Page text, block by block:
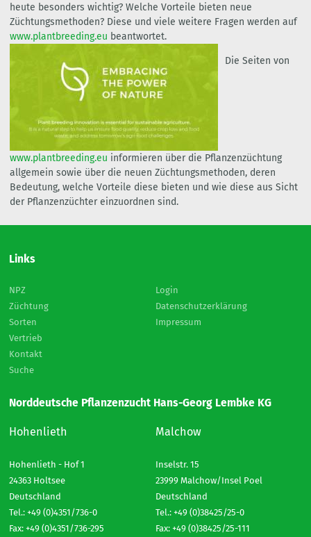
heute besonders wichtig? Welche Vorteile bieten neue
Züchtungsmethoden? Diese und viele weitere Fragen werden auf
www.plantbreeding.eu beantwortet.
Die Seiten von
www.plantbreeding.eu informieren über die Pflanzenzüchtung
allgemein sowie über die neuen Züchtungsmethoden, deren
Bedeutung, welche Vorteile diese bieten und wie diese aus Sicht
der Pflanzenzüchter einzuordnen sind.
Links
NPZ
Züchtung
Sorten
Vertrieb
Kontakt
Suche
Login
Datenschutzerklärung
Impressum
Norddeutsche Pflanzenzucht Hans-Georg Lembke KG
Hohenlieth
Hohenlieth - Hof 1
24363 Holtsee
Deutschland
Tel.: +49 (0)4351/736-0
Fax: +49 (0)4351/736-295
Malchow
Inselstr. 15
23999 Malchow/Insel Poel
Deutschland
Tel.: +49 (0)38425/25-0
Fax: +49 (0)38425/25-111